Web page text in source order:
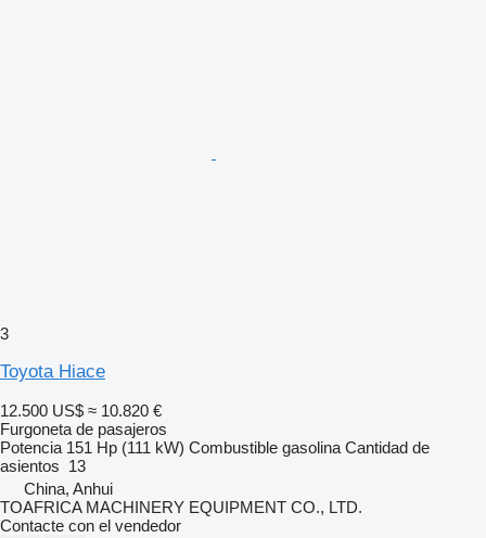
3
Toyota Hiace
12.500 US$ ≈ 10.820 €
Furgoneta de pasajeros
Potencia 151 Hp (111 kW) Combustible gasolina Cantidad de
asientos 13
China, Anhui
TOAFRICA MACHINERY EQUIPMENT CO., LTD.
Contacte con el vendedor